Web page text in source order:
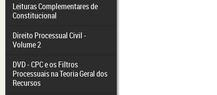
Leituras Complementares de
Constitucional
Direito Processual Civil -
Volume 2
DVD - CPC e os Filtros
Processuais na Teoria Geral dos
Recursos